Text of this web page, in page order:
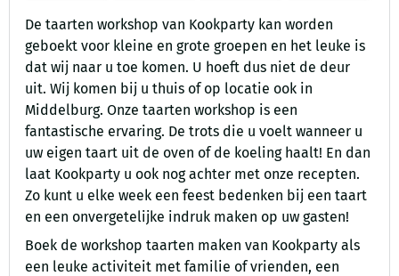
De taarten workshop van Kookparty kan worden
geboekt voor kleine en grote groepen en het leuke is
dat wij naar u toe komen. U hoeft dus niet de deur
uit. Wij komen bij u thuis of op locatie ook in
Middelburg. Onze taarten workshop is een
fantastische ervaring. De trots die u voelt wanneer u
uw eigen taart uit de oven of de koeling haalt! En dan
laat Kookparty u ook nog achter met onze recepten.
Zo kunt u elke week een feest bedenken bij een taart
en een onvergetelijke indruk maken op uw gasten!
Boek de workshop taarten maken van Kookparty als
een leuke activiteit met familie of vrienden, een